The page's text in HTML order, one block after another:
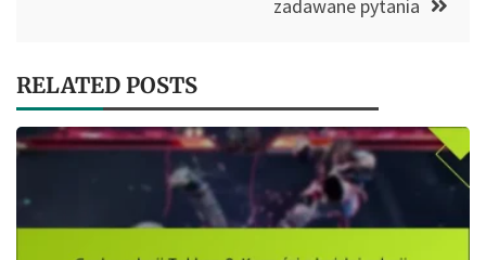
zadawane pytania
RELATED POSTS